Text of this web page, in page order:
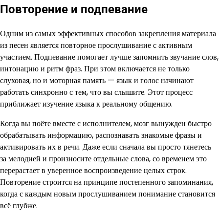
Повторение и подпевание
Одним из самых эффективных способов закрепления материала
из песен является повторное прослушивание с активным
участием. Подпевание помогает лучше запомнить звучание слов,
интонацию и ритм фраз. При этом включается не только
слуховая, но и моторная память — язык и голос начинают
работать синхронно с тем, что вы слышите. Этот процесс
приближает изучение языка к реальному общению.
Когда вы поёте вместе с исполнителем, мозг вынужден быстро
обрабатывать информацию, распознавать знакомые фразы и
активировать их в речи. Даже если сначала вы просто тянетесь
за мелодией и произносите отдельные слова, со временем это
перерастает в уверенное воспроизведение целых строк.
Повторение строится на принципе постепенного запоминания,
когда с каждым новым прослушиванием понимание становится
всё глубже.